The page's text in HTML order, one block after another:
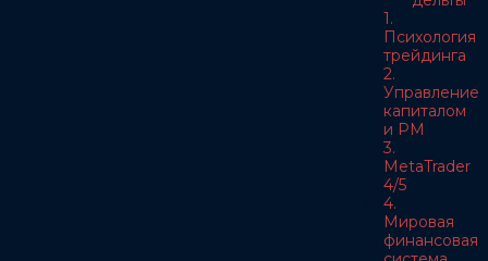
1.
Психология
трейдинга
2.
Управление
капиталом
и РМ
3.
MetaTrader
4/5
4.
Мировая
финансовая